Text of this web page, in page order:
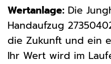
Wertanlage: Die
Handaufzug
die Zukunft und ein
Ihr Wert wird im